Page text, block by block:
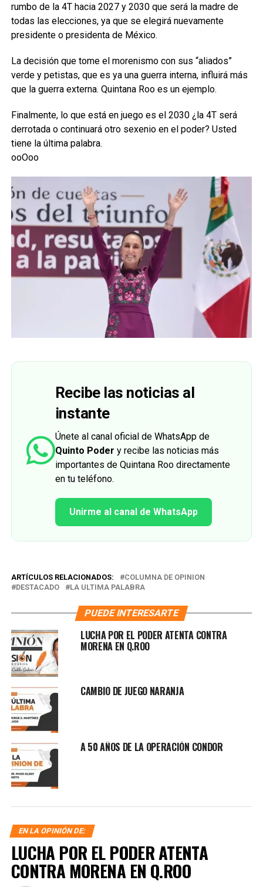
rumbo de la 4T hacia 2027 y 2030 que será la madre de
todas las elecciones, ya que se elegirá nuevamente
presidente o presidenta de México.
La decisión que tome el morenismo con sus “aliados”
verde y petistas, que es ya una guerra interna, influirá más
que la guerra externa. Quintana Roo es un ejemplo.
Finalmente, lo que está en juego es el 2030 ¿la 4T será
derrotada o continuará otro sexenio en el poder? Usted
tiene la última palabra.
ooOoo
Recibe las noticias al
instante
Únete al canal oficial de WhatsApp de
Quinto Poder y recibe las noticias más
importantes de Quintana Roo directamente
en tu teléfono.
Unirme al canal de WhatsApp
ARTÍCULOS RELACIONADOS:
COLUMNA DE OPINION
DESTACADO
LA ULTIMA PALABRA
PUEDE INTERESARTE
LUCHA POR EL PODER ATENTA CONTRA
MORENA EN Q.ROO
CAMBIO DE JUEGO NARANJA
A 50 AÑOS DE LA OPERACIÓN CONDOR
EN LA OPINIÓN DE:
LUCHA POR EL PODER ATENTA
CONTRA MORENA EN Q.ROO